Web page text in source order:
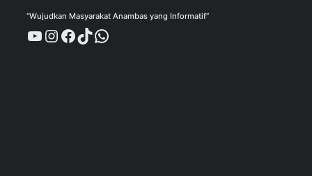
“Wujudkan Masyarakat Anambas yang Informatif”
YouTube
Instagram
Facebook
TikTok
WhatsApp